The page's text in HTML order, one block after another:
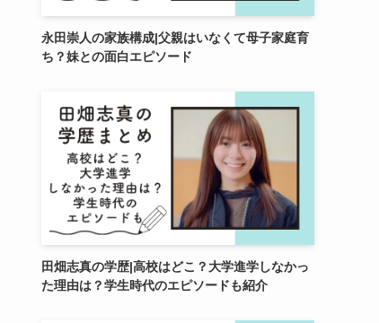
永田崇人の家族構成|父親はいなくて母子家庭育
ち？妹との面白エピソード
田畑志真の学歴|高校はどこ？大学進学しなかっ
た理由は？学生時代のエピソードも紹介